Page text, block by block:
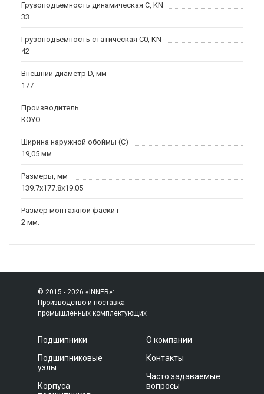
Грузоподъемность динамическая C, KN
33
Грузоподъемность статическая C0, KN
42
Внешний диаметр D, мм
177
Производитель
KOYO
Ширина наружной обоймы (C)
19,05 мм.
Размеры, мм
139.7x177.8x19.05
Размер монтажной фаски r
2 мм.
© 2015 - 2026 «INNER»:
Производство и поставка
промышленных комплектующих
Подшипники
Подшипниковые
узлы
Корпуса
О компании
Контакты
Часто задаваемые
вопросы